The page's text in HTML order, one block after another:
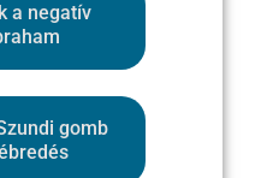
a negatív
gomb